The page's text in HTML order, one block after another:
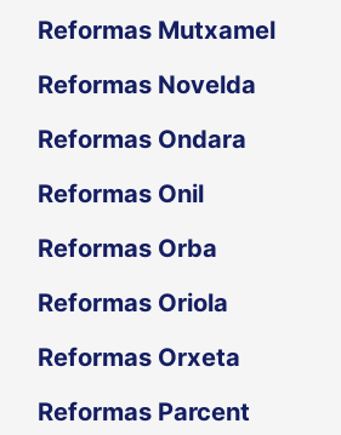
Reformas Mutxamel
Reformas Novelda
Reformas Ondara
Reformas Onil
Reformas Orba
Reformas Oriola
Reformas Orxeta
Reformas Parcent